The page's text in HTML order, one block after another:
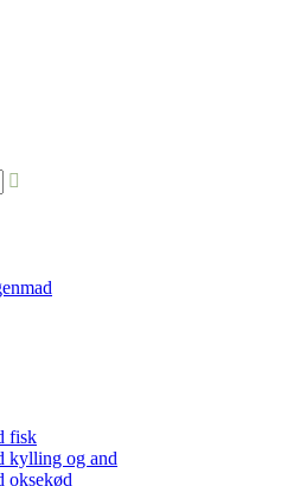
fisk
kylling og and
oksekød